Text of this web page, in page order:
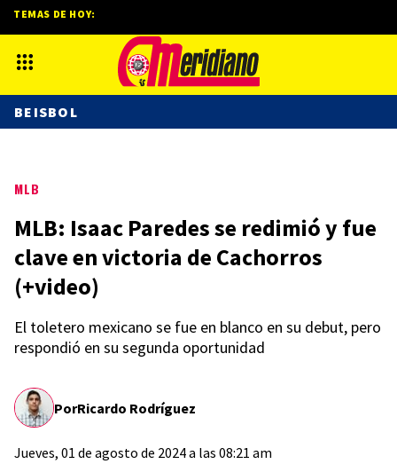
MLB
MLB: Isaac Paredes se redimió y fue
clave en victoria de Cachorros
(+video)
El toletero mexicano se fue en blanco en su debut, pero
respondió en su segunda oportunidad
PorRicardo Rodríguez
Jueves, 01 de agosto de 2024 a las 08:21 am
TEMAS DE HOY:
BEISBOL